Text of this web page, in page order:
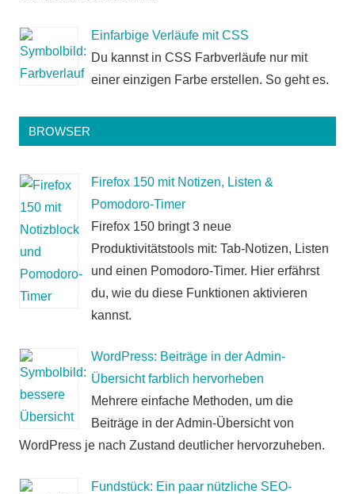
Einfarbige Verläufe mit CSS
Du kannst in CSS Farbverläufe nur mit
einer einzigen Farbe erstellen. So geht es.
BROWSER
Firefox 150 mit Notizen, Listen &
Pomodoro-Timer
Firefox 150 bringt 3 neue
Produktivitätstools mit: Tab-Notizen, Listen
und einen Pomodoro-Timer. Hier erfährst
du, wie du diese Funktionen aktivieren
kannst.
WordPress: Beiträge in der Admin-
Übersicht farblich hervorheben
Mehrere einfache Methoden, um die
Beiträge in der Admin-Übersicht von
WordPress je nach Zustand deutlicher hervorzuheben.
Fundstück: Ein paar nützliche SEO-